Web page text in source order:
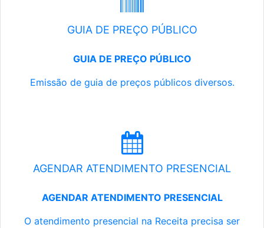
GUIA DE PREÇO PÚBLICO
GUIA DE PREÇO PÚBLICO
Emissão de guia de preços públicos diversos.
AGENDAR ATENDIMENTO PRESENCIAL
AGENDAR ATENDIMENTO PRESENCIAL
O atendimento presencial na Receita precisa ser